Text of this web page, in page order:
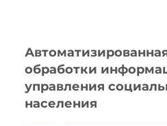
обработки
управления
населения